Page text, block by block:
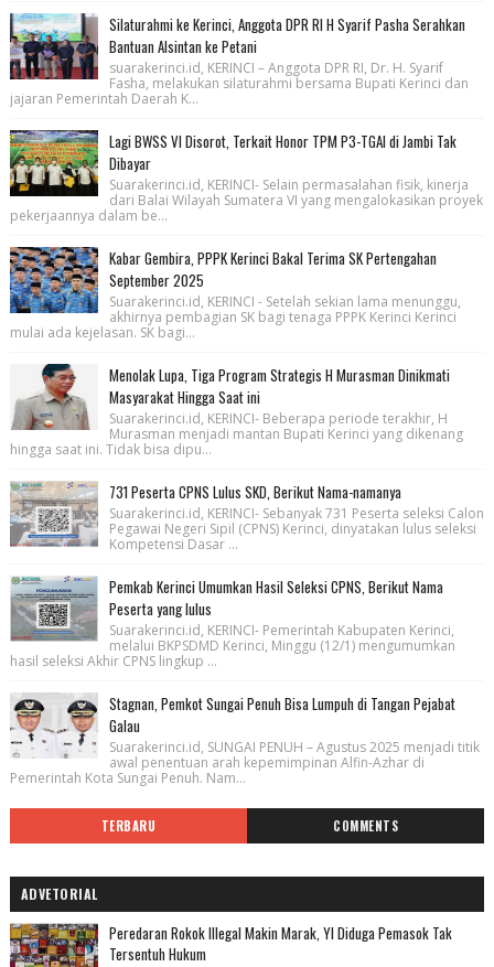
Silaturahmi ke Kerinci, Anggota DPR RI H Syarif Pasha Serahkan
Bantuan Alsintan ke Petani
suarakerinci.id, KERINCI – Anggota DPR RI, Dr. H. Syarif
Fasha, melakukan silaturahmi bersama Bupati Kerinci dan
jajaran Pemerintah Daerah K...
Lagi BWSS VI Disorot, Terkait Honor TPM P3-TGAI di Jambi Tak
Dibayar
Suarakerinci.id, KERINCI- Selain permasalahan fisik, kinerja
dari Balai Wilayah Sumatera VI yang mengalokasikan proyek
pekerjaannya dalam be...
Kabar Gembira, PPPK Kerinci Bakal Terima SK Pertengahan
September 2025
Suarakerinci.id, KERINCI - Setelah sekian lama menunggu,
akhirnya pembagian SK bagi tenaga PPPK Kerinci Kerinci
mulai ada kejelasan. SK bagi...
Menolak Lupa, Tiga Program Strategis H Murasman Dinikmati
Masyarakat Hingga Saat ini
Suarakerinci.id, KERINCI- Beberapa periode terakhir, H
Murasman menjadi mantan Bupati Kerinci yang dikenang
hingga saat ini. Tidak bisa dipu...
731 Peserta CPNS Lulus SKD, Berikut Nama-namanya
Suarakerinci.id, KERINCI- Sebanyak 731 Peserta seleksi Calon
Pegawai Negeri Sipil (CPNS) Kerinci, dinyatakan lulus seleksi
Kompetensi Dasar ...
Pemkab Kerinci Umumkan Hasil Seleksi CPNS, Berikut Nama
Peserta yang lulus
Suarakerinci.id, KERINCI- Pemerintah Kabupaten Kerinci,
melalui BKPSDMD Kerinci, Minggu (12/1) mengumumkan
hasil seleksi Akhir CPNS lingkup ...
Stagnan, Pemkot Sungai Penuh Bisa Lumpuh di Tangan Pejabat
Galau
Suarakerinci.id, SUNGAI PENUH – Agustus 2025 menjadi titik
awal penentuan arah kepemimpinan Alfin-Azhar di
Pemerintah Kota Sungai Penuh. Nam...
TERBARU COMMENTS
ADVETORIAL
Peredaran Rokok Illegal Makin Marak, YI Diduga Pemasok Tak
Tersentuh Hukum